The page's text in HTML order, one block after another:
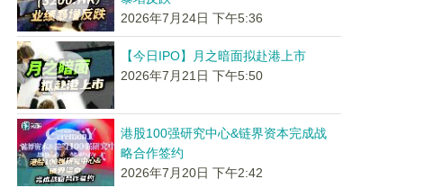
2026年7月24日 下午5:36
【今日IPO】月之暗面拟赴港上市
2026年7月21日 下午5:50
港股100强研究中心&链界资本完成战
略合作签约
2026年7月20日 下午2:42